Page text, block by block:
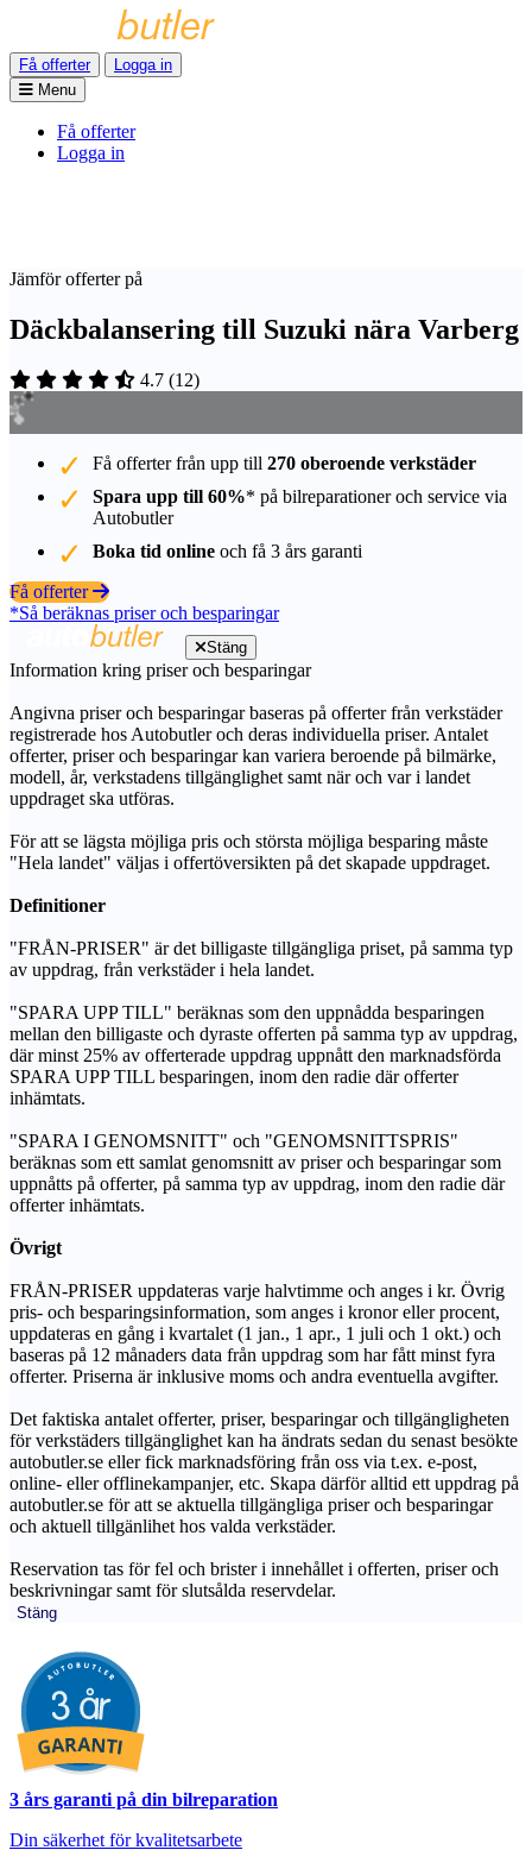
Få offerter
Logga in
Menu
Få offerter
Logga in
Jämför offerter på
Däckbalansering till Suzuki nära Varberg
4.7 (12)
Få offerter från upp till 270 oberoende verkstäder
Spara upp till 60%* på bilreparationer och service via
Autobutler
Boka tid online och få 3 års garanti
Få offerter
*Så beräknas priser och besparingar
Stäng
Information kring priser och besparingar
Angivna priser och besparingar baseras på offerter från verkstäder
registrerade hos Autobutler och deras individuella priser. Antalet
offerter, priser och besparingar kan variera beroende på bilmärke,
modell, år, verkstadens tillgänglighet samt när och var i landet
uppdraget ska utföras.
För att se lägsta möjliga pris och största möjliga besparing måste
"Hela landet" väljas i offertöversikten på det skapade uppdraget.
Definitioner
"FRÅN-PRISER" är det billigaste tillgängliga priset, på samma typ
av uppdrag, från verkstäder i hela landet.
"SPARA UPP TILL" beräknas som den uppnådda besparingen
mellan den billigaste och dyraste offerten på samma typ av uppdrag,
där minst 25% av offerterade uppdrag uppnått den marknadsförda
SPARA UPP TILL besparingen, inom den radie där offerter
inhämtats.
"SPARA I GENOMSNITT" och "GENOMSNITTSPRIS"
beräknas som ett samlat genomsnitt av priser och besparingar som
uppnåtts på offerter, på samma typ av uppdrag, inom den radie där
offerter inhämtats.
Övrigt
FRÅN-PRISER uppdateras varje halvtimme och anges i kr. Övrig
pris- och besparingsinformation, som anges i kronor eller procent,
uppdateras en gång i kvartalet (1 jan., 1 apr., 1 juli och 1 okt.) och
baseras på 12 månaders data från uppdrag som har fått minst fyra
offerter. Priserna är inklusive moms och andra eventuella avgifter.
Det faktiska antalet offerter, priser, besparingar och tillgängligheten
för verkstäders tillgänglighet kan ha ändrats sedan du senast besökte
autobutler.se eller fick marknadsföring från oss via t.ex. e-post,
online- eller offlinekampanjer, etc. Skapa därför alltid ett uppdrag på
autobutler.se för att se aktuella tillgängliga priser och besparingar
och aktuell tillgänlihet hos valda verkstäder.
Reservation tas för fel och brister i innehållet i offerten, priser och
beskrivningar samt för slutsålda reservdelar.
Stäng
3 års garanti på din bilreparation
Din säkerhet för kvalitetsarbete